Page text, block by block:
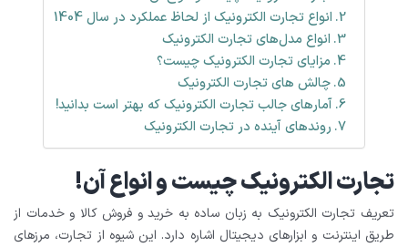
انواع تجارت الکترونیک از لحاظ عملکرد در سال 1404
انواع مدل‌های تجارت الکترونیک
مزایای تجارت الکترونیک چیست؟
چالش های تجارت الکترونیک
آمارهای جالب تجارت الکترونیک که بهتر است بدانید!
روندهای آینده در تجارت الکترونیک
تجارت الکترونیک چیست و انواع آن!
تعریف تجارت الکترونیک به زبان ساده به خرید و فروش کالا و خدمات از
طریق اینترنت و ابزارهای دیجیتال اشاره دارد. این شیوه از تجارت، مرزهای